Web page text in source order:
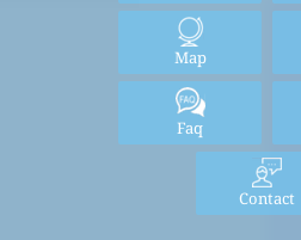
Map
Faq
Contact